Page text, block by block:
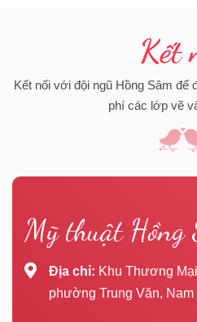
Kết
Kết nối với đội ngũ Hồng Sâm
phí các lớp vẽ
Mỹ thuật Hồng
Địa chỉ: Khu Thương
phường Trung Văn,